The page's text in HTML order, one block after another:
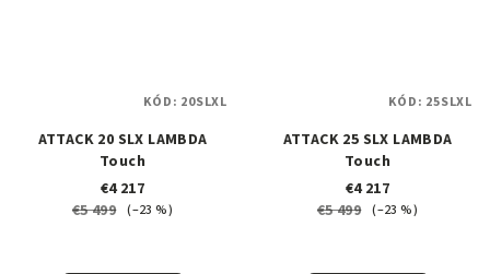
ATTACK 20 SLX LAMBDA
Touch
€4 217
€5 499 (–23 %)
KÓD: 20SLXL
ATTACK 25 SLX LAMBDA
Touch
€4 217
€5 499 (–23 %)
KÓD: 25SLXL